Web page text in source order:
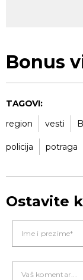
Bonus
TAGOVI:
region
vesti
policija potraga
Ostavite